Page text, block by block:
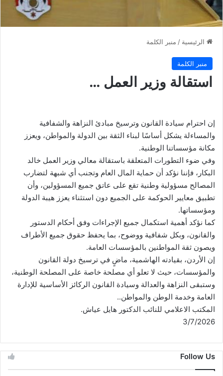
الرئيسية / منبر الكلمة
منبر الكلمة
استقالة وزير العمل …
إن احترام سيادة القانون وترسيخ مبادئ النزاهة والشفافية
والمساءلة يشكل أساسًا لبناء الثقة بين الدولة والمواطن، ويعزز
مكانة مؤسساتنا الوطنية.
وفي ضوء التطورات المتعلقة باستقالة معالي وزير العمل خالد
البكار، فإننا نؤكد أن حماية المال العام وتجنب أي شبهة لتضارب
المصالح مسؤولية وطنية تقع على عاتق جميع المسؤولين، وأن
تطبيق معايير الحوكمة على الجميع دون استثناء يعزز هيبة الدولة
ومؤسساتها.
كما نؤكد أهمية استكمال جميع الإجراءات وفق أحكام الدستور
والقانون، وبكل شفافية ووضوح، بما يحفظ حقوق جميع الأطراف
ويصون ثقة المواطنين بالمؤسسات العامة.
إن الأردن، بقيادته الهاشمية، ماضٍ في ترسيخ دولة القانون
والمؤسسات، حيث لا تعلو أي مصلحة خاصة على المصلحة الوطنية،
وستبقى النزاهة والعدالة وسيادة القانون الركائز الأساسية للإدارة
العامة وخدمة الوطن والمواطن..
المكتب الاعلامي للنائب الدكتور هايل عياش.
3/7/2026
Follow Us